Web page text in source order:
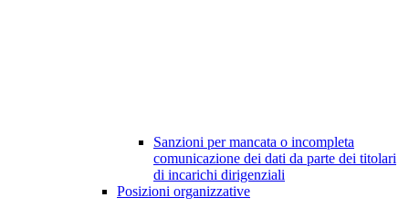
Sanzioni per mancata o incompleta
comunicazione dei dati da parte dei titolari
di incarichi dirigenziali
Posizioni organizzative